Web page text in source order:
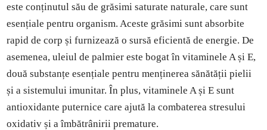
este conținutul său de grăsimi saturate naturale, care sunt
esențiale pentru organism. Aceste grăsimi sunt absorbite
rapid de corp și furnizează o sursă eficientă de energie. De
asemenea, uleiul de palmier este bogat în vitaminele A și E,
două substanțe esențiale pentru menținerea sănătății pielii
și a sistemului imunitar. În plus, vitaminele A și E sunt
antioxidante puternice care ajută la combaterea stresului
oxidativ și a îmbătrânirii premature.